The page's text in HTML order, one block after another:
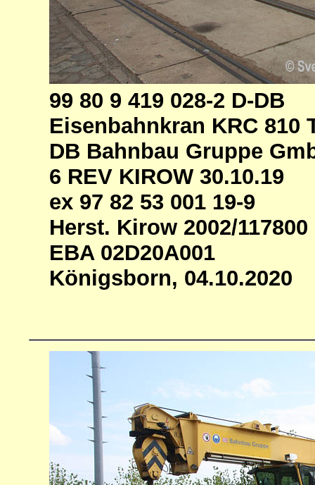
99 80 9 419 028-2 D-DB
Eisenbahnkran KRC 810
DB Bahnbau Gruppe
6 REV KIROW 30.10.19
ex 97 82 53 001 19-9
Herst. Kirow 2002/117800
EBA 02D20A001
Königsborn, 04.10.2020